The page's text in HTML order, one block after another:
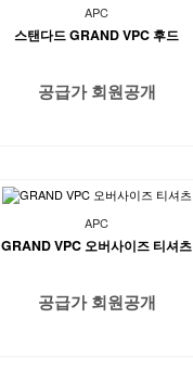
APC
스탠다드 GRAND VPC 후드
공급가 회원공개
APC
GRAND VPC 오버사이즈 티셔츠
공급가 회원공개